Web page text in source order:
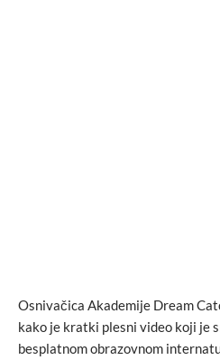
Osnivačica Akademije Dream
kako je kratki plesni video koji je
besplatnom obrazovnom